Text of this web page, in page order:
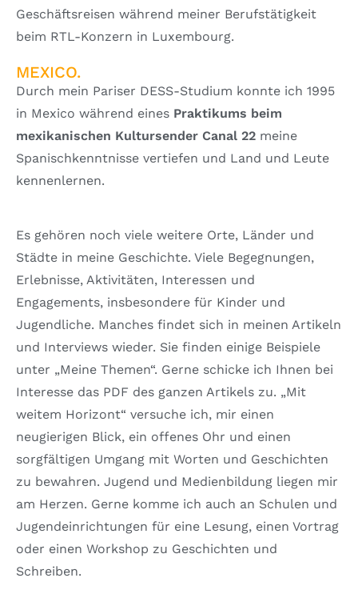
Geschäftsreisen während meiner Berufstätigkeit
beim RTL-Konzern in Luxembourg.
MEXICO.
Durch mein Pariser DESS-Studium konnte ich 1995
in Mexico während eines Praktikums beim
mexikanischen Kultursender Canal 22 meine
Spanischkenntnisse vertiefen und Land und Leute
kennenlernen.
Es gehören noch viele weitere Orte, Länder und
Städte in meine Geschichte. Viele Begegnungen,
Erlebnisse, Aktivitäten, Interessen und
Engagements, insbesondere für Kinder und
Jugendliche. Manches findet sich in meinen Artikeln
und Interviews wieder. Sie finden einige Beispiele
unter „Meine Themen“. Gerne schicke ich Ihnen bei
Interesse das PDF des ganzen Artikels zu. „Mit
weitem Horizont“ versuche ich, mir einen
neugierigen Blick, ein offenes Ohr und einen
sorgfältigen Umgang mit Worten und Geschichten
zu bewahren. Jugend und Medienbildung liegen mir
am Herzen. Gerne komme ich auch an Schulen und
Jugendeinrichtungen für eine Lesung, einen Vortrag
oder einen Workshop zu Geschichten und
Schreiben.